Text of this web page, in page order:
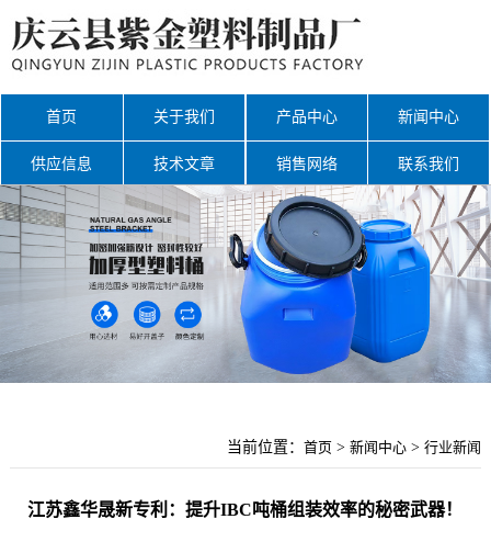
首页 关于我们 产品中心 新闻中心
供应信息 技术文章 销售网络 联系我们
网站地图
当前位置：首页 >新闻中心 >行业新闻
江苏鑫华晟新专利：提升IBC吨桶组装效率的秘密武器！